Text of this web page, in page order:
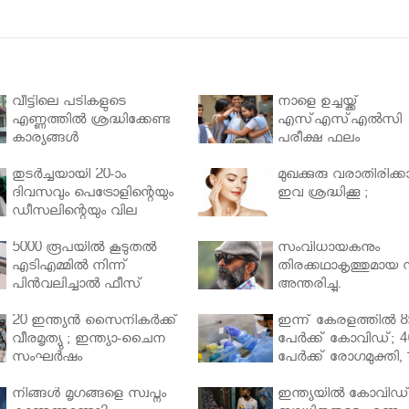
വീട്ടിലെ പടികളുടെ
എണ്ണത്തിൽ ശ്രദ്ധിക്കേണ്ട
കാര്യങ്ങൾ
നാളെ ഉച്ചയ്ക്ക്
എസ്എസ്എല്‍സി
പരീക്ഷ ഫലം
തുടർച്ചയായി 20-ാം
ദിവസവും പെട്രോളിന്റെയും
ഡീസലിന്റെയും വില
മുഖക്കുരു
ഇവ ശ്രദ്ധിക്കൂ ;
5000 രൂപയിൽ കൂടുതൽ
എടിഎമ്മിൽ നിന്ന്
പിൻവലിച്ചാൽ ഫീസ്
സംവിധായകനും
തിരക്കഥാകൃത്തുമായ
അന്തരിച്ചു.
20 ഇന്ത്യൻ സൈനികർക്ക്
വീരമൃത്യു ; ഇന്ത്യാ-ചൈന
സംഘർഷം
ഇന്ന് കേരളത്തിൽ
പേർക്ക് കോവിഡ്;
പേർക്ക് രോഗമുക്തി,
നിങ്ങള്‍ മൃഗങ്ങളെ സ്വപ്നം
ഇന്ത്യയിൽ കോവിഡ്